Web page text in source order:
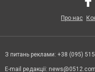
Про нас
З питань реклами: +38 (095)
E-mail редакції: